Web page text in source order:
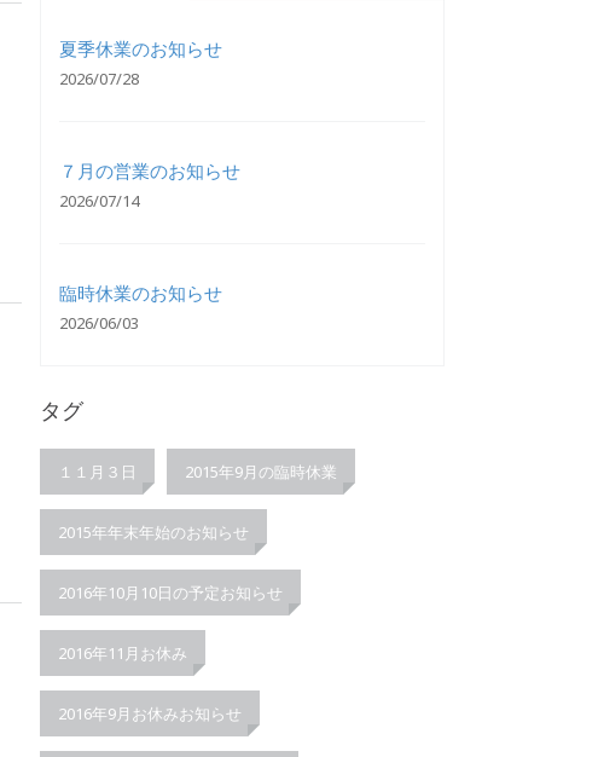
夏季休業のお知らせ
2026/07/28
７月の営業のお知らせ
2026/07/14
臨時休業のお知らせ
2026/06/03
タグ
１１月３日 2015年9月の臨時休業
2015年年末年始のお知らせ
2016年10月10日の予定お知らせ
2016年11月お休み
2016年9月お休みお知らせ